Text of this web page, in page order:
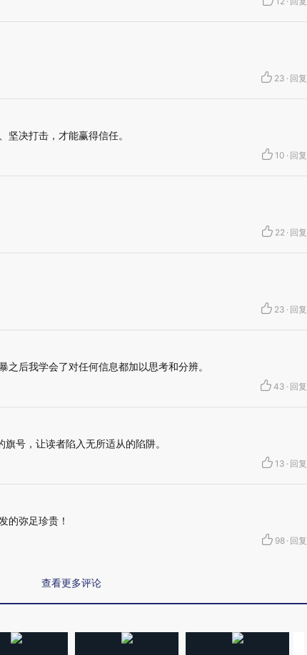
23 · 回复
坚决打击，才能赢得信任。
10 · 回复
22 · 回复
23 · 回复
之后我学会了对任何信息都加以思考和分辨。
43 · 回复
旗号，让读者陷入无所适从的陷阱。
13 · 回复
的弥足珍贵！
98 · 回复
查看更多评论